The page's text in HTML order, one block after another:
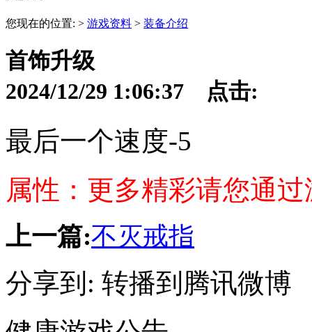
您现在的位置: > 游戏资料 > 装备介绍
首饰升级
2024/12/29 1:06:37 点击:
最后一个速度-5
属性：更多精彩请您通
上一篇:不灭戒指
分享到: 转播到腾讯微博